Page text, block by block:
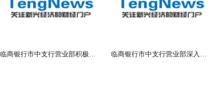
临商银行市中支行营业部积极开展“零钱 临商银行市中支行营业部深入开展普及金